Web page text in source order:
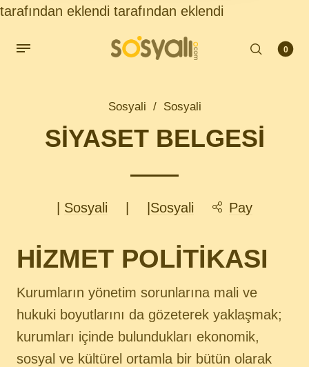
tarafından eklendi tarafından eklendi
0
Sosyali / Sosyali
SİYASET BELGESİ
Sosyali Sosyali Pay
HİZMET POLİTİKASI
Kurumların yönetim sorunlarına mali ve
hukuki boyutlarını da gözeterek yaklaşmak;
kurumları içinde bulundukları ekonomik,
sosyal ve kültürel ortamla bir bütün olarak